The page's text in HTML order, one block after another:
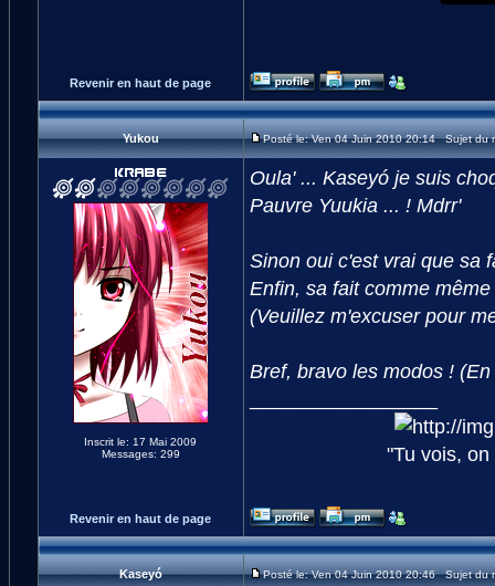
Revenir en haut de page
Yukou Posté le: Ven 04 Juin 2010 20:14 Sujet du
Inscrit le: 17 Mai 2009
Messages: 299
Oula' ... Kaseyó je suis
Pauvre Yuukia ... ! Mdrr'
Sinon oui c'est vrai que sa
Enfin, sa fait comme
(Veuillez m'excuser pour
Bref, bravo les modos !
"Tu vois,
Revenir en haut de page
Kaseyó Posté le: Ven 04 Juin 2010 20:46 Sujet du